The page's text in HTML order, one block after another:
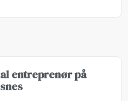
entreprenør på